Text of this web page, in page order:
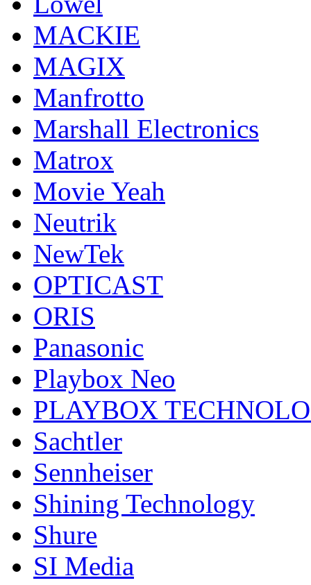
MACKIE
MAGIX
Manfrotto
Marshall Electronics
Matrox
Movie Yeah
Neutrik
NewTek
OPTICAST
ORIS
Panasonic
Playbox Neo
PLAYBOX
Sachtler
Sennheiser
Shining Technology
Shure
SI Media